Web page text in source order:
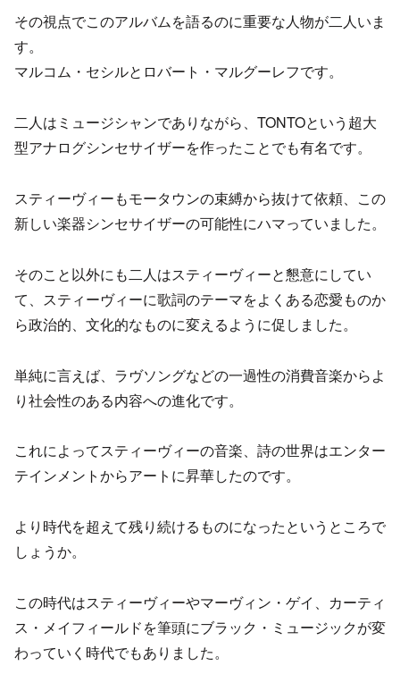
その視点でこのアルバムを語るのに重要な人物が二人いま
す。
マルコム・セシルとロバート・マルグーレフです。
二人はミュージシャンでありながら、TONTOという超大
型アナログシンセサイザーを作ったことでも有名です。
スティーヴィーもモータウンの束縛から抜けて依頼、この
新しい楽器シンセサイザーの可能性にハマっていました。
そのこと以外にも二人はスティーヴィーと懇意にしてい
て、スティーヴィーに歌詞のテーマをよくある恋愛ものか
ら政治的、文化的なものに変えるように促しました。
単純に言えば、ラヴソングなどの一過性の消費音楽からよ
り社会性のある内容への進化です。
これによってスティーヴィーの音楽、詩の世界はエンター
テインメントからアートに昇華したのです。
より時代を超えて残り続けるものになったというところで
しょうか。
この時代はスティーヴィーやマーヴィン・ゲイ、カーティ
ス・メイフィールドを筆頭にブラック・ミュージックが変
わっていく時代でもありました。